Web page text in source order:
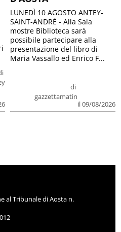
di
gazzettamatin
il 09/08/2026
LUNEDÌ 10 AGOSTO ANTEY-
SAINT-ANDRÉ - Alla Sala
mostre Biblioteca sarà
possibile partecipare alla
presentazione del libro di
Maria Vassallo ed Enrico F...
al Tribunale di Aosta n.